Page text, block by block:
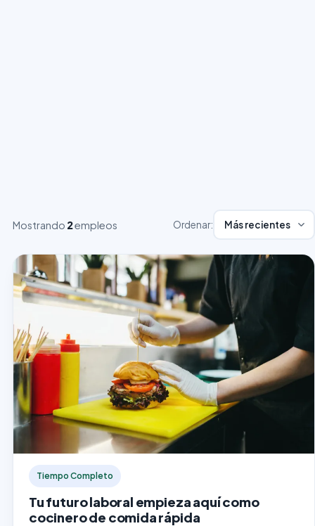
Mostrando 2empleos Ordenar:
Tiempo Completo
Tu futuro laboral empieza aquí como
cocinero de comida rápida